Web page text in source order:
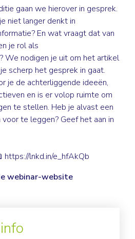
gaan we hierover in gesprek.
niet langer denkt in
En wat vraagt dat van
je rol als
We nodigen je uit om het artikel
scherp het gesprek in gaat.
je de achterliggende ideeën,
en is er volop ruimte om
te stellen. Heb je alvast een
te leggen? Geef het aan in
https://lnkd.in/e_hfAkQb
webinar-website